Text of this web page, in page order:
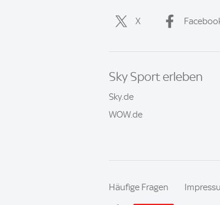
X
Sky Sport erleben
Sky.de
WOW.de
Häufige Fragen